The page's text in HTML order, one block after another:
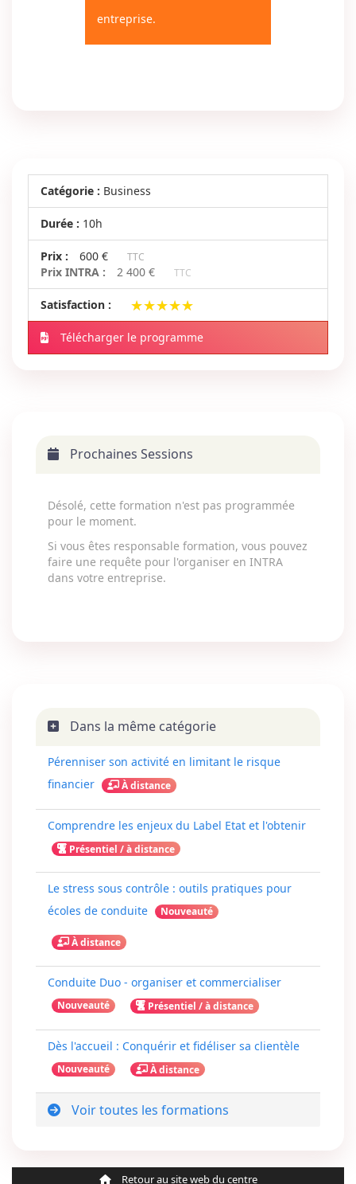
entreprise.
Catégorie : Business
Durée : 10h
Prix : 600 € TTC
Prix INTRA : 2 400 € TTC
Satisfaction : ★★★★★
★★★★★
Télécharger le programme
Prochaines Sessions
Désolé, cette formation n'est pas programmée
pour le moment.
Si vous êtes responsable formation, vous pouvez
faire une requête pour l'organiser en INTRA
dans votre entreprise.
Dans la même catégorie
Pérenniser son activité en limitant le risque
financier
À distance
Comprendre les enjeux du Label Etat et l'obtenir
Présentiel / à distance
Le stress sous contrôle : outils pratiques pour
écoles de conduite
Nouveauté
À distance
Conduite Duo - organiser et commercialiser
Nouveauté Présentiel / à distance
Dès l'accueil : Conquérir et fidéliser sa clientèle
Nouveauté À distance
Voir toutes les formations
Retour au site web du centre